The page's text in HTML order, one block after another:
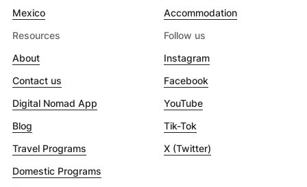
Mexico
Accommodation
Resources
About
Contact us
Digital Nomad App
Blog
Travel Programs
Domestic Programs
Follow us
Instagram
Facebook
YouTube
Tik-Tok
X (Twitter)